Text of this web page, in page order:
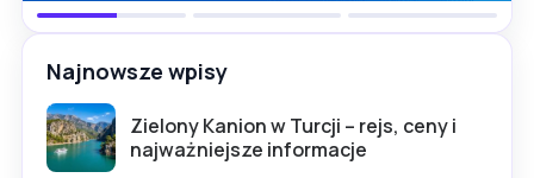
Najnowsze wpisy
Zielony Kanion w Turcji – rejs, ceny i
najważniejsze informacje